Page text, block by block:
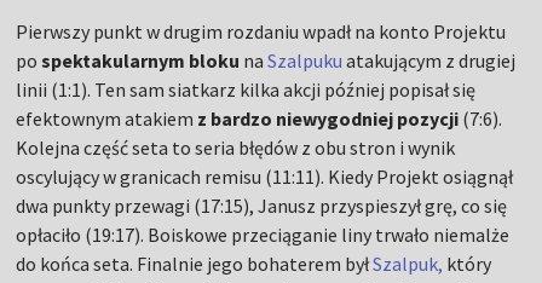
Pierwszy punkt w drugim rozdaniu wpadł na konto Projektu
pospektakularnym bloku naSzalpuku atakującym z drugiej
linii (1:1). Ten sam siatkarz kilka akcji później popisał się
efektownym atakiem z bardzo niewygodniej pozycji (7:6).
Kolejna część seta to seria błędów z obu stron i wynik
oscylujący w granicach remisu (11:11). Kiedy Projekt osiągnął
dwa punkty przewagi (17:15), Janusz przyspieszył grę, co się
opłaciło (19:17). Boiskowe przeciąganie liny trwało niemalże
do końca seta. Finalnie jego bohaterem byłSzalpuk, który